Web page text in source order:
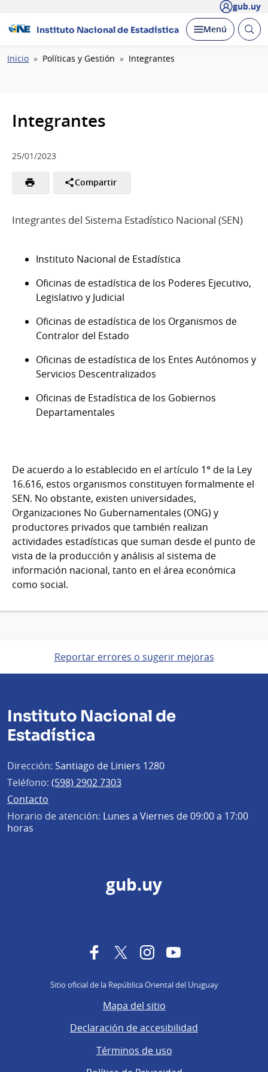
gub.uy
Instituto Nacional de Estadística Desplegar
Menú Abrir
Ruta
Inicio Políticas y Gestión Integrantes
Integrantes
25/01/2023
Compartir
Integrantes del Sistema Estadístico Nacional (SEN)
Instituto Nacional de Estadística
Oficinas de estadística de los Poderes Ejecutivo,
Legislativo y Judicial
Oficinas de estadística de los Organismos de
Contralor del Estado
Oficinas de estadística de los Entes Autónomos y
Servicios Descentralizados
Oficinas de Estadística de los Gobiernos
Departamentales
De acuerdo a lo establecido en el artículo 1° de la Ley
16.616, estos organismos constituyen formalmente el
SEN. No obstante, existen universidades,
Organizaciones No Gubernamentales (ONG) y
productores privados que también realizan
actividades estadísticas que suman desde el punto de
vista de la producción y análisis al sistema de
información nacional, tanto en el área económica
como social.
Reportar errores o sugerir mejoras
Instituto Nacional de
Estadística
Dirección: Santiago de Liniers 1280
Teléfono: (598) 2902 7303
Contacto
Horario de atención: Lunes a Viernes de 09:00 a 17:00
horas
gub.uy
FacebookTwitterInstagramYouTube
Sitio oficial de la República Oriental del Uruguay
Mapa del sitio
Declaración de accesibilidad
Términos de uso